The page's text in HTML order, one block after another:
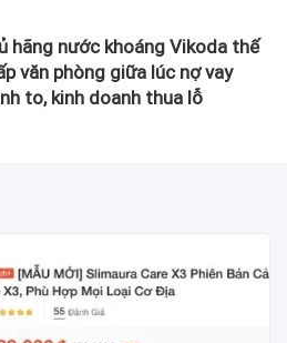
hãng nước khoáng Vikoda thế
văn phòng giữa lúc nợ vay
to, kinh doanh thua lỗ